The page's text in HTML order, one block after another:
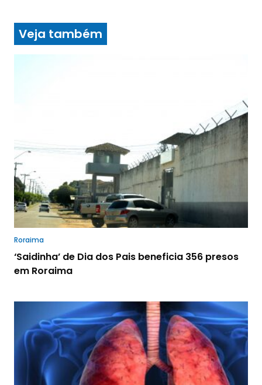
Veja também
Roraima
‘Saidinha’ de Dia dos Pais beneficia 356 presos
em Roraima